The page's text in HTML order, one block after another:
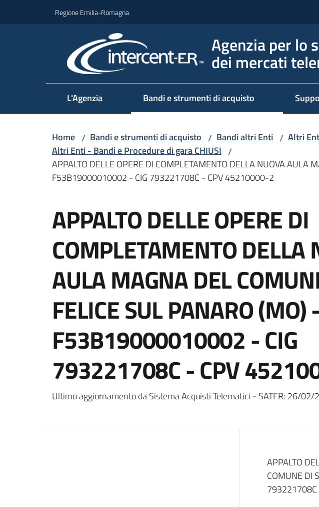
Regione Emilia-Romagna
Agenzia per lo
dei mercati
L'Agenzia Bandi e strumenti di acquisto
Home / Bandi e strumenti di acquisto / Bandi altri Enti / Altri
Altri Enti - Bandi e Procedure di gara CHIUSI /
APPALTO DELLE OPERE DI COMPLETAMENTO DELLA NUOVA AULA
F53B19000010002 - CIG 793221708C - CPV 45210000-2
APPALTO DELLE OPERE DI
COMPLETAMENTO DELLA
AULA MAGNA DEL
FELICE SUL PANARO (MO)
F53B19000010002 - CIG
793221708C - CPV
Ultimo aggiornamento da Sistema Acquisti Telematici - SATER: 26/02/
Dati del
APPALTO
COMUNE DI